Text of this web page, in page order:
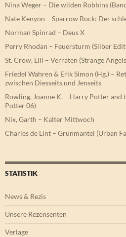
Nina Weger – Die wilden Robbins
Nate Kenyon – Sparrow Rock: Der
Norman Spinrad – Deus X
Perry Rhodan – Feuersturm (Silber
St. Crow, Lili – Verraten (Strange
Friedel Wahren & Erik Simon (Hg.) –
zwischen Diesseits und Jenseits
Rowling, Joanne K. – Harry Potter
Potter 06)
Nix, Garth – Kalter Mittwoch
Charles de Lint – Grünmantel (Urban
STATISTIK
News & Rezis
Unsere Rezensenten
Verlage